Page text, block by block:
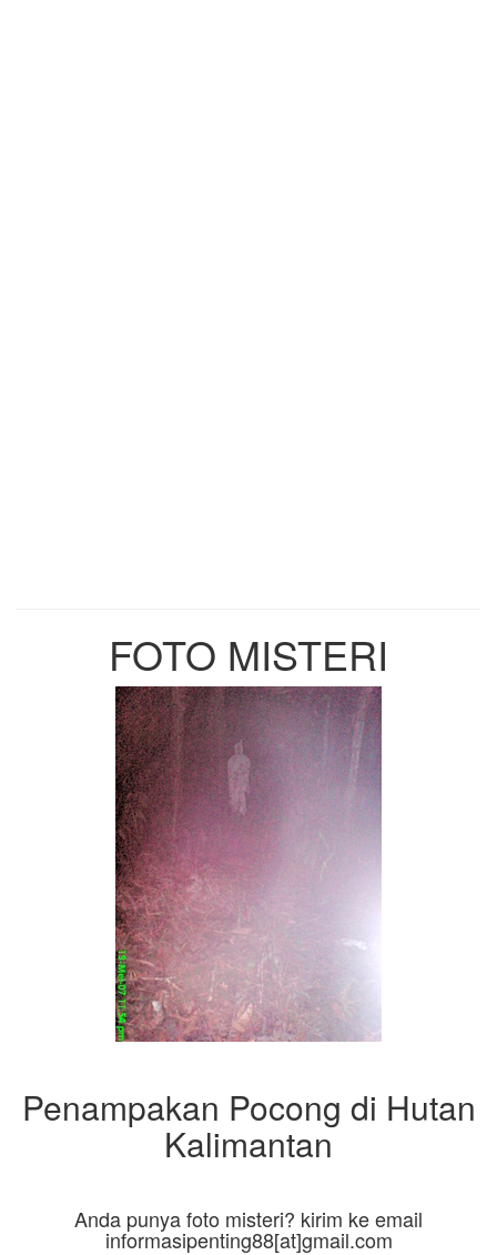
FOTO MISTERI
Penampakan Pocong di Hutan
Kalimantan
Anda punya foto misteri? kirim ke email
informasipenting88[at]gmail.com